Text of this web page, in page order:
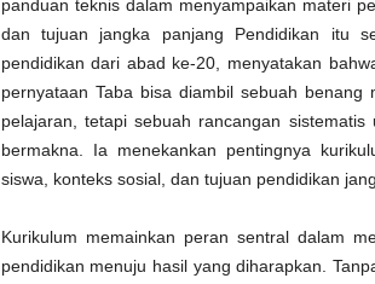
panduan teknis dalam menyampaikan materi
dan tujuan jangka panjang Pendidikan itu
pendidikan dari abad ke-20, menyatakan
pernyataan Taba bisa diambil sebuah benang
pelajaran
tetapi sebuah rancangan sistematis
bermakna
Ia menekankan pentingnya
siswa
konteks sosial, dan tujuan pendidikan
Kurikulum memainkan peran sentral dalam
pendidikan menuju hasilyangdiharapkan .